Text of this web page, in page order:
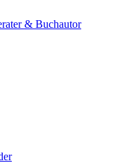
& Buchautor